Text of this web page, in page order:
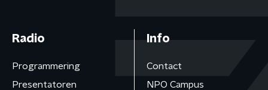
Radio
Programmering
Presentatoren
Info
Contact
NPO Campus